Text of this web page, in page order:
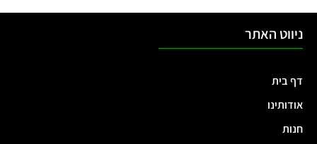
ניווט האתר
דף בית
אודותינו
חנות